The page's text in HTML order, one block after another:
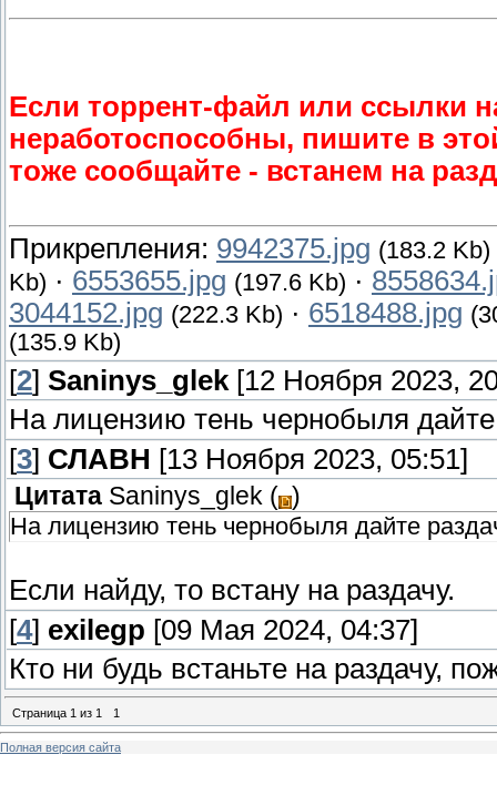
Если торрент-файл или ссылки
неработоспособны, пишите в
тоже сообщайте - встанем на
Прикрепления: 9942375.jpg (183.2 Kb)
Kb) · 6553655.jpg (197.6 Kb) ·
3044152.jpg (222.3 Kb) · 6518488.jpg
(135.9 Kb)
[2] Saninys_glek [12 Ноября 2023,
На лицензию тень чернобыля дайте
[3] СЛАВН [13 Ноября 2023, 05:51]
Цитата Saninys_glek ( )
На лицензию тень чернобыля дайте
Если найду, то встану на раздачу.
[4] exilegp [09 Мая 2024, 04:37]
Кто ни будь встаньте на раздачу,
Страница 1 из 1 1
Полная версия сайта